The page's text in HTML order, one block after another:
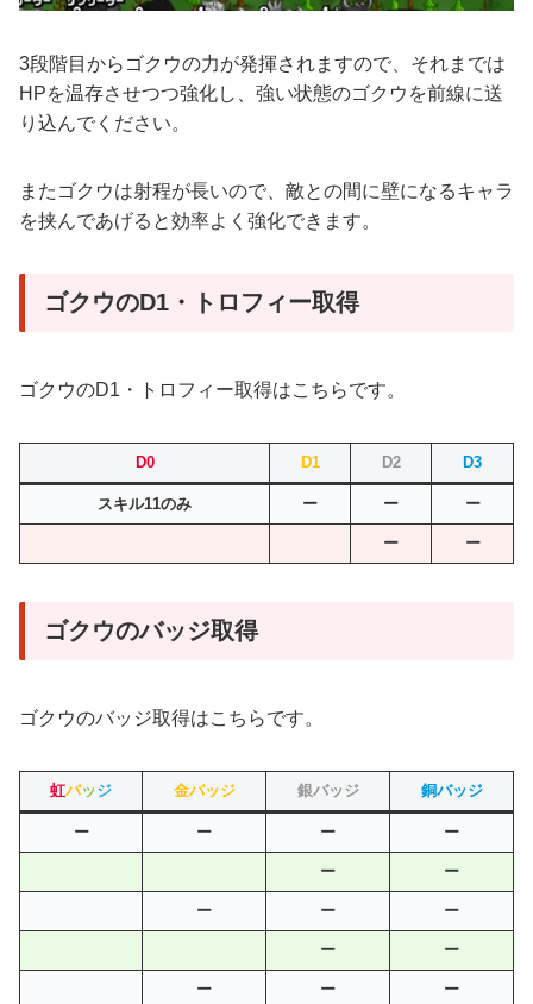
3段階目からゴクウの力が発揮されますので、それまでは
HPを温存させつつ強化し、強い状態のゴクウを前線に送
り込んでください。
またゴクウは射程が長いので、敵との間に壁になるキャラ
を挟んであげると効率よく強化できます。
ゴクウのD1・トロフィー取得
ゴクウのD1・トロフィー取得はこちらです。
D0 D1 D2 D3
スキル11のみ ー ー ー
ー ー
ゴクウのバッジ取得
ゴクウのバッジ取得はこちらです。
虹バッ ジ 金バッジ 銀バッジ 銅バッジ
ー ー ー ー
ー ー
ー ー ー
ー ー
ー ー ー